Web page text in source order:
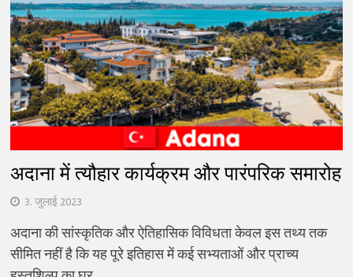
अदाना में त्यौहार कार्यक्रम और पारंपरिक समारोह
3. जुलाई 2023
अदाना की सांस्कृतिक और ऐतिहासिक विविधता केवल इस तथ्य तक
सीमित नहीं है कि यह पूरे इतिहास में कई सभ्यताओं और प्राच्य